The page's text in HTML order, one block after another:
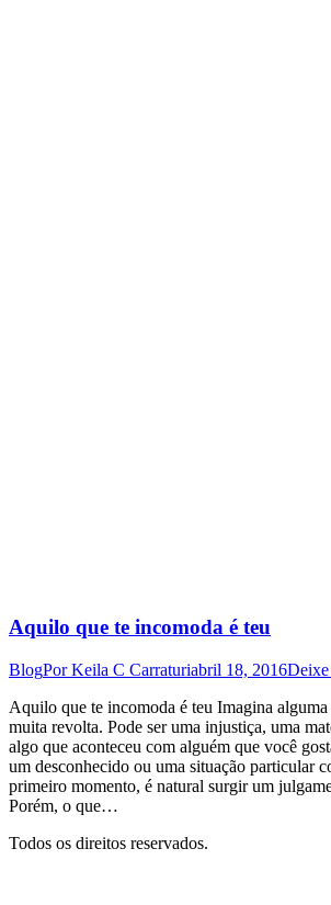
Aquilo que te incomoda é teu
BlogPorKeila C Carraturiabril 18, 2016
Aquilo que te incomoda é teu Imagina alguma
muita revolta. Pode ser uma injustiça, uma
algo que aconteceu com alguém que você
um desconhecido ou uma situação particular
primeiro momento, é natural surgir um
Porém, o que…
Todos os direitos reservados.